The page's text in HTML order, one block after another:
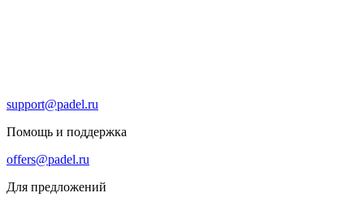
support@padel.ru
Помощь и поддержка
offers@padel.ru
Для предложений